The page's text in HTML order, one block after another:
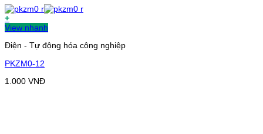
+
View nhanh
Điện - Tự động hóa công nghiệp
PKZM0-12
1.000 VNĐ